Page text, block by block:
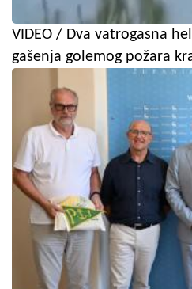
VIDEO / Dva vatrogasna
gašenja golemog požara